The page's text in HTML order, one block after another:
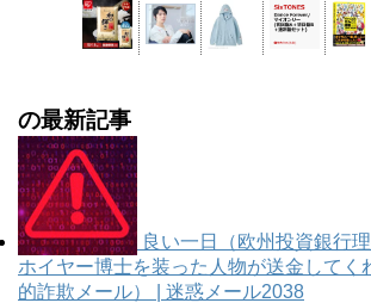
の最新記事
良い一日（欧州投資銀行
ホイヤー博士を装った人物が送金してく
的詐欺メール） | 迷惑メール2038